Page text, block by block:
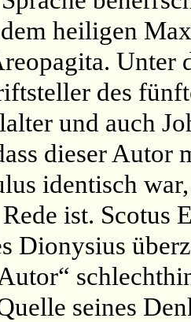
heiligen
Unter
des
und auch
dieser Autor
identisch
ist. Scotus
Dionysius
seines